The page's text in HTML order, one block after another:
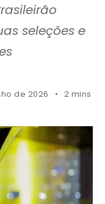
seleções e
de 2026 2 mins